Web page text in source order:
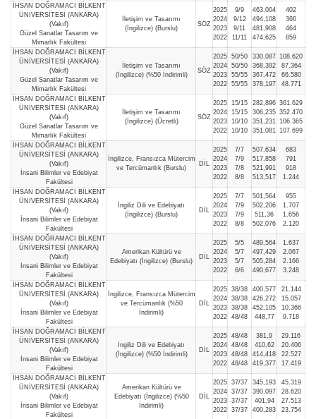
İHSAN DOĞRAMACI BİLKENT
ÜNİVERSİTESİ (ANKARA)
(Vakıf)
Güzel Sanatlar Tasarım ve
Mimarlık Fakültesi
İletişim ve Tasarımı
(İngilizce) (Burslu)
SÖZ
2025
2024
2023
2022
9/9
9/12
9/11
11/11
463,004
494,108
481,908
474,625
402
366
464
859
İHSAN DOĞRAMACI BİLKENT
ÜNİVERSİTESİ (ANKARA)
(Vakıf)
Güzel Sanatlar Tasarım ve
Mimarlık Fakültesi
İletişim ve Tasarımı
(İngilizce) (%50 İndirimli)
SÖZ
2025
2024
2023
2022
50/50
50/50
55/55
55/55
330,087
368,392
367,472
378,197
108.620
87.364
66.580
48.771
İHSAN DOĞRAMACI BİLKENT
ÜNİVERSİTESİ (ANKARA)
(Vakıf)
Güzel Sanatlar Tasarım ve
Mimarlık Fakültesi
İletişim ve Tasarımı
(İngilizce) (Ücretli)
SÖZ
2025
2024
2023
2022
15/15
15/15
10/10
10/10
282,896
306,235
351,231
351,081
361.629
352.470
106.365
107.699
İHSAN DOĞRAMACI BİLKENT
ÜNİVERSİTESİ (ANKARA)
(Vakıf)
İnsani Bilimler ve Edebiyat
Fakültesi
İngilizce, Fransızca Mütercim
ve Tercümanlık (Burslu)
DİL
2025
2024
2023
2022
7/7
7/9
7/8
8/8
507,634
517,858
521,991
513,517
683
791
918
1.244
İHSAN DOĞRAMACI BİLKENT
ÜNİVERSİTESİ (ANKARA)
(Vakıf)
İnsani Bilimler ve Edebiyat
Fakültesi
İngiliz Dili ve Edebiyatı
(İngilizce) (Burslu)
DİL
2025
2024
2023
2022
7/7
7/9
7/9
8/8
501,564
502,206
511,36
502,076
955
1.707
1.656
2.120
İHSAN DOĞRAMACI BİLKENT
ÜNİVERSİTESİ (ANKARA)
(Vakıf)
İnsani Bilimler ve Edebiyat
Fakültesi
Amerikan Kültürü ve
Edebiyatı (İngilizce) (Burslu)
DİL
2025
2024
2023
2022
5/5
5/7
5/7
6/6
489,564
497,429
505,284
490,677
1.637
2.067
2.166
3.248
İHSAN DOĞRAMACI BİLKENT
ÜNİVERSİTESİ (ANKARA)
(Vakıf)
İnsani Bilimler ve Edebiyat
Fakültesi
İngilizce, Fransızca Mütercim
ve Tercümanlık (%50
İndirimli)
DİL
2025
2024
2023
2022
38/38
38/38
38/38
48/48
400,577
426,272
452,105
448,77
21.144
15.057
10.366
9.718
İHSAN DOĞRAMACI BİLKENT
ÜNİVERSİTESİ (ANKARA)
(Vakıf)
İnsani Bilimler ve Edebiyat
Fakültesi
İngiliz Dili ve Edebiyatı
(İngilizce) (%50 İndirimli)
DİL
2025
2024
2023
2022
48/48
48/48
48/48
48/48
381,9
410,62
414,418
419,377
29.116
20.406
22.527
17.419
İHSAN DOĞRAMACI BİLKENT
ÜNİVERSİTESİ (ANKARA)
(Vakıf)
İnsani Bilimler ve Edebiyat
Fakültesi
Amerikan Kültürü ve
Edebiyatı (İngilizce) (%50
İndirimli)
DİL
2025
2024
2023
2022
37/37
37/37
37/37
37/37
345,193
390,097
401,94
400,283
45.319
28.620
27.513
23.754